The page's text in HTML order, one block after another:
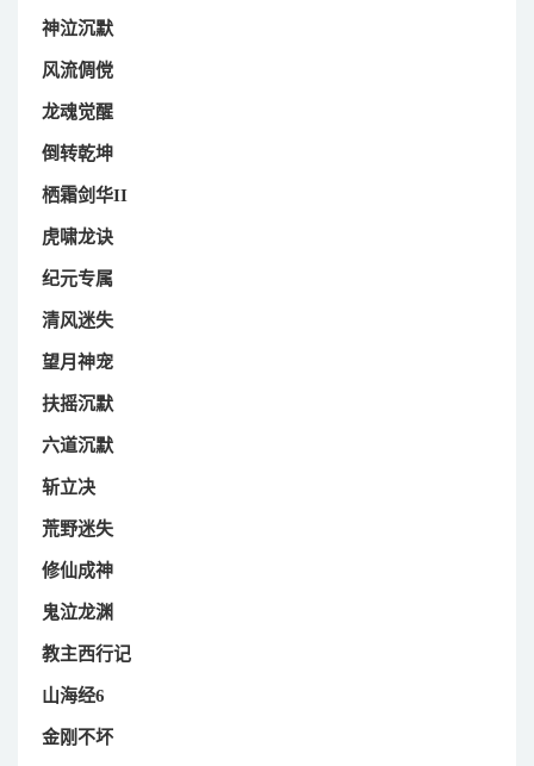
神泣沉默
风流倜傥
龙魂觉醒
倒转乾坤
栖霜剑华II
虎啸龙诀
纪元专属
清风迷失
望月神宠
扶摇沉默
六道沉默
斩立决
荒野迷失
修仙成神
鬼泣龙渊
教主西行记
山海经6
金刚不坏